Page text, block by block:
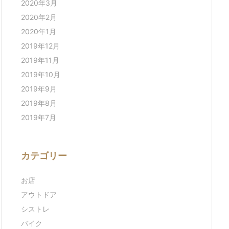
2020年3月
2020年2月
2020年1月
2019年12月
2019年11月
2019年10月
2019年9月
2019年8月
2019年7月
カテゴリー
お店
アウトドア
シストレ
バイク